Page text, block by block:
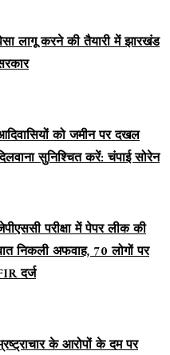
लागू करने की तैयारी में झारखंड
को जमीन पर दखल
सुनिश्चित करें: चंपाई सोरेन
परीक्षा में पेपर लीक की
निकली अफवाह, 70 लोगों पर
दर्ज
के आरोपों के दम पर